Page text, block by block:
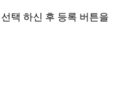
택 하신 후 등록 버튼을